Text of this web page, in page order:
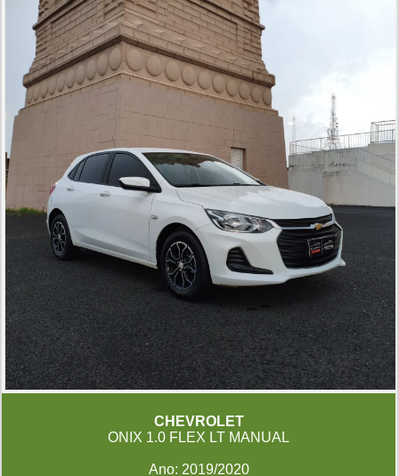
CHEVROLET
ONIX 1.0 FLEX LT MANUAL
Ano: 2019/2020